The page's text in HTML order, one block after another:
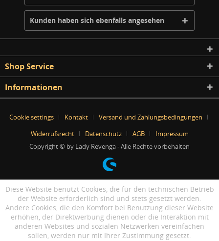
Kunden haben sich ebenfalls angesehen
Shop Service
Informationen
Cookie settings Kontakt
Versand und Zahlungsbedingungen
Widerrufsrecht
Datenschutz AGB
Impressum
Copyright © by Lady Revenga - Alle Rechte vorbehalten
Diese Website benutzt Cookies, die für den technischen Betrieb
der Website erforderlich sind und stets gesetzt werden.
Andere Cookies, die den Komfort bei Benutzung dieser Website
erhöhen, der Direktwerbung dienen oder die Interaktion mit
anderen Websites und sozialen Netzwerken vereinfachen
sollen, werden nur mit Ihrer Zustimmung gesetzt.